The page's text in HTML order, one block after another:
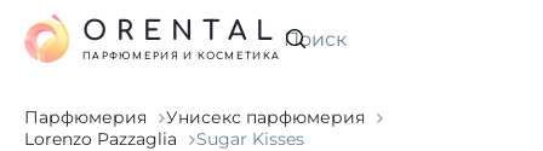
Искать
ORENTAL
ПАРФЮМЕРИЯ И КОСМЕТИКА
Парфюмерия
Унисекс парфюмерия
Lorenzo Pazzaglia
Sugar Kisses